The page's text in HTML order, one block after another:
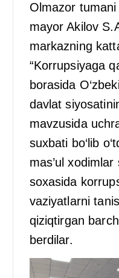
Olmazor tumani
mayor Akilov
markazning
“Korrupsiyaga
borasida
davlat
mavzusida
suxbati bo‘lib
mas’ul xodimlar
soxasida
vaziyatlarni
qiziqtirgan
berdilar.